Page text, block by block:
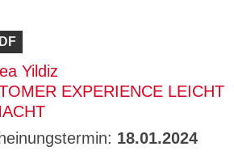
Yildiz
EXPERIENCE LEICHT
18.01.2024
verwendet
den Zustimmungsstatus des
ge
T
P